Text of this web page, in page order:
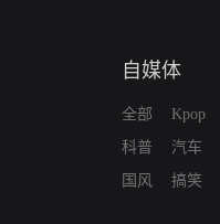
自媒体
全部
科普
国风
Kpop
汽车
搞笑